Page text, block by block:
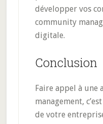
développer vos
community
digitale.
Conclusion
Faire appel à une
management,
de votre